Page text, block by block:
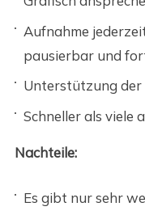
Aufnahme
pausierbar und
Unterstützung
Schneller als viele
Nachteile:
Es gibt nur sehr